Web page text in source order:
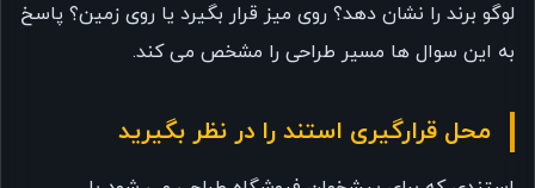
لوگو برند را نشان دهد؟ روی میز قرار بگیرد یا روی زمین؟ پاسخ
به این سوال ها مسیر طراحی را مشخص می کند.
محل قرارگیری استند را در نظر بگیرید